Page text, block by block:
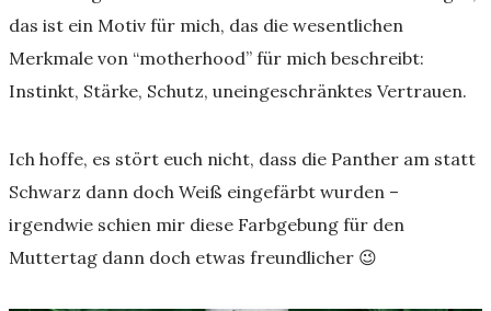
das ist ein Motiv für mich, das die wesentlichen
Merkmale von “motherhood” für mich beschreibt:
Instinkt, Stärke, Schutz, uneingeschränktes Vertrauen.
Ich hoffe, es stört euch nicht, dass die Panther am statt
Schwarz dann doch Weiß eingefärbt wurden –
irgendwie schien mir diese Farbgebung für den
Muttertag dann doch etwas freundlicher 😉